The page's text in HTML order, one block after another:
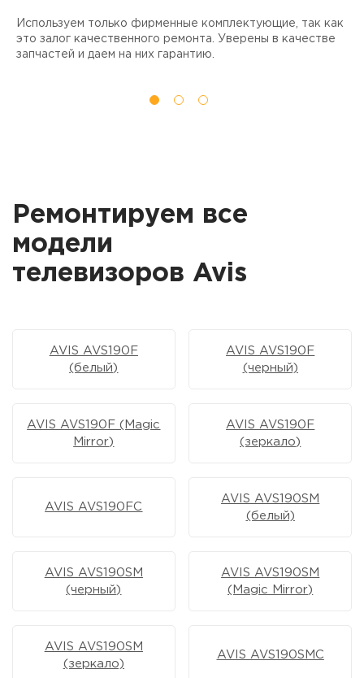
Используем только фирменные комплектующие, так как
это залог качественного ремонта. Уверены в качестве
запчастей и даем на них гарантию.
Ремонтируем все
модели
телевизоров Avis
AVIS AVS190F
(белый)
AVIS AVS190F
(черный)
AVIS AVS190F (Magic
Mirror)
AVIS AVS190F
(зеркало)
AVIS AVS190FC
AVIS AVS190SM
(белый)
AVIS AVS190SM
(черный)
AVIS AVS190SM
(Magic Mirror)
AVIS AVS190SM
(зеркало)
AVIS AVS190SMC